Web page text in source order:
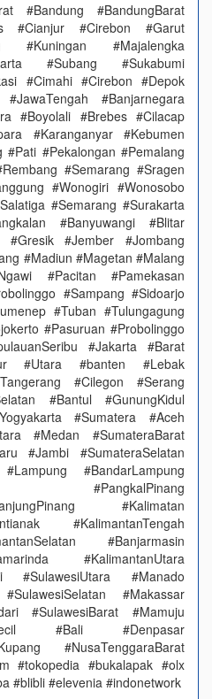
#Bandung #BandungBarat
#Cianjur #Cirebon #Garut
#Kuningan #Majalengka
#Subang #Sukabumi
#Cimahi #Cirebon #Depok
#Banjarnegara
#Boyolali #Brebes #Cilacap
#Karanganyar #Kebumen
#Pekalongan #Pemalang
#Semarang #Sragen
#Wonogiri #Wonosobo
#Semarang #Surakarta
#Banyuwangi #Blitar
#Gresik #Jember #Jombang
#Madiun #Magetan #Malang
#Pacitan #Pamekasan
#Sampang #Sidoarjo
#Tuban #Tulungagung
#Pasuruan #Probolinggo
#Jakarta #Barat
#Utara #banten #Lebak
#Cilegon #Serang
#Bantul #GunungKidul
#Sumatera #Aceh
#Medan #SumateraBarat
#Jambi #SumateraSelatan
#BandarLampung
#PangkalPinang
#Kalimatan
#KalimantanTengah
#Banjarmasin
#KalimantanUtara
#SulawesiUtara #Manado
#Makassar
#SulawesiBarat #Mamuju
#Bali #Denpasar
#NusaTenggaraBarat
#tokopedia #bukalapak #olx
#blibli #elevenia #indonetwork